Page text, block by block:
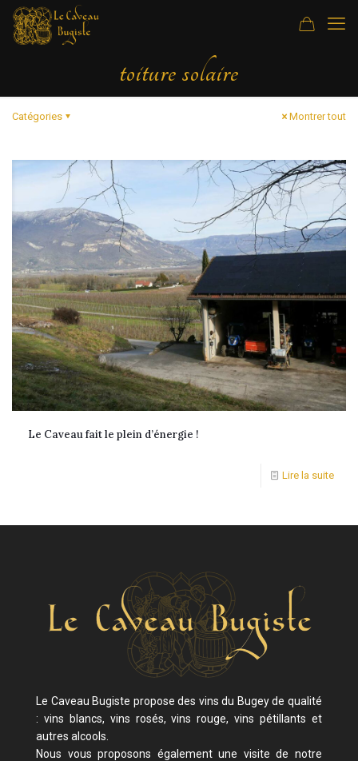
toiture solaire
Catégories Montrer tout
Le Caveau fait le plein d’énergie !
Lire la suite
Le Caveau Bugiste propose des vins du Bugey de qualité
: vins blancs, vins rosés, vins rouge, vins pétillants et
autres alcools.
Nous vous proposons également une visite de notre